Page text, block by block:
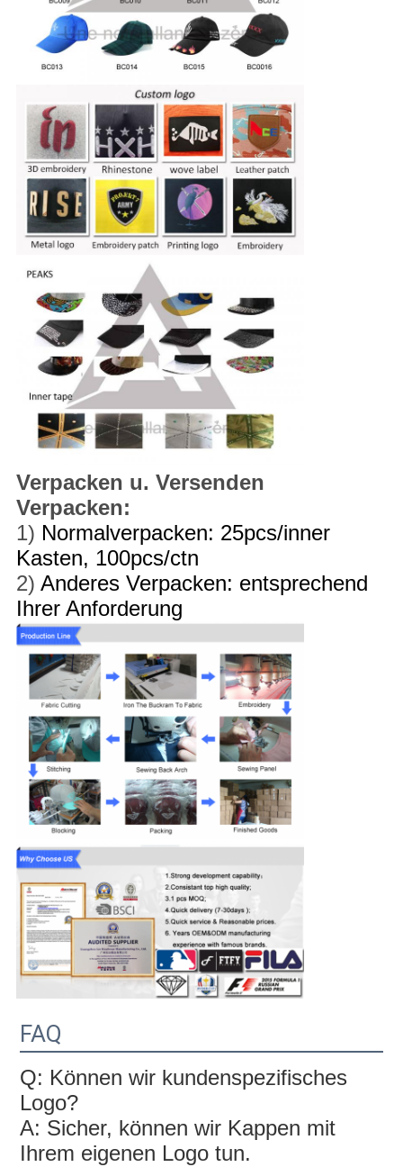
Verpacken u. Versenden
Verpacken:
1) Normalverpacken: 25pcs/inner
Kasten, 100pcs/ctn
2) Anderes Verpacken: entsprechend
Ihrer Anforderung
FAQ
Q: Können wir kundenspezifisches
Logo?
A: Sicher, können wir Kappen mit
Ihrem eigenen Logo tun.